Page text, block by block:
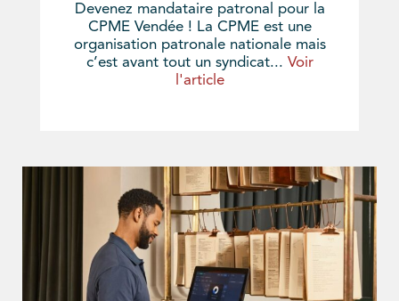
Devenez mandataire patronal pour la
CPME Vendée ! La CPME est une
organisation patronale nationale mais
c’est avant tout un syndicat... Voir
l'article